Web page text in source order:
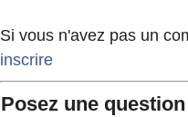
Si vous n'avez pas un
inscrire
Posez une question